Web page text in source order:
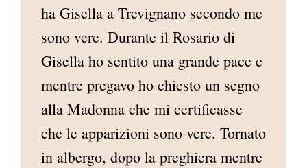
ha Gisella a Trevignano secondo me
sono vere. Durante il Rosario di
Gisella ho sentito una grande pace e
mentre pregavo ho chiesto un segno
alla Madonna che mi certificasse
che le apparizioni sono vere. Tornato
in albergo, dopo la preghiera mentre